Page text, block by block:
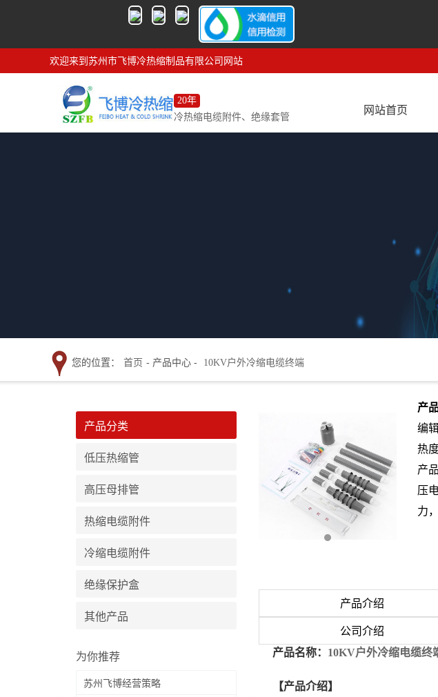
欢迎来到苏州市飞博冷热缩制品有限公司网站
20年
冷热缩电缆附件、绝缘套管
网站首页
您的位置： 首页 - 产品中心 - 10KV户外冷缩电缆终端
产品分类
低压热缩管
高压母排管
热缩电缆附件
冷缩电缆附件
绝缘保护盒
其他产品
为你推荐
苏州飞博经营策略
产
编
热
产
压
力
产品介绍
公司介绍
产品名称： 10KV户外冷缩电缆终
【产品介绍】